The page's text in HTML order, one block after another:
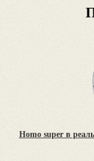
Homo super в